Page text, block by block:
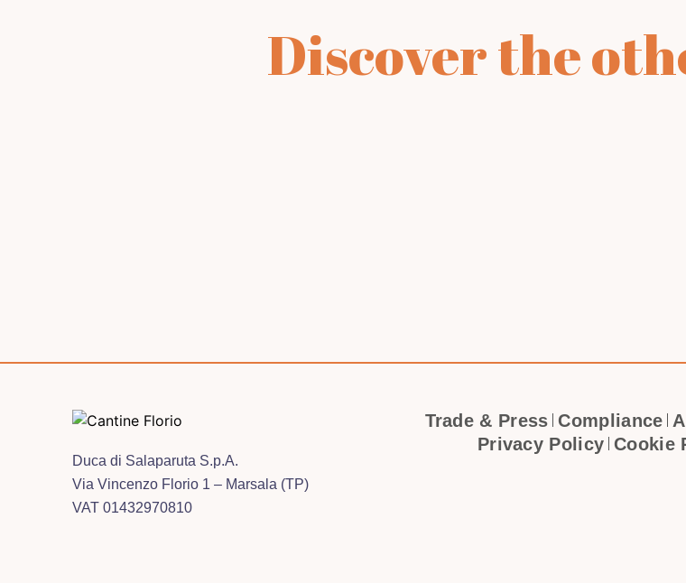
Discover the
Duca di Salaparuta S.p.A.
Via Vincenzo Florio 1 – Marsala (TP)
VAT 01432970810
Trade & Press Compliance
Privacy Policy Cookie